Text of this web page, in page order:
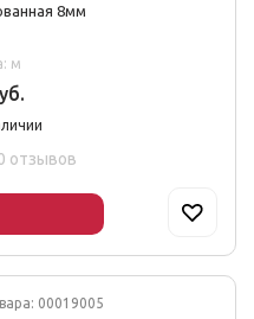
оцинкованная 8мм
м
отзывов
00019005